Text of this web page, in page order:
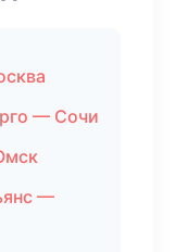
— Сочи
—